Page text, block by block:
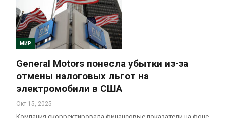
МИР
General Motors понесла убытки из-за
отмены налоговых льгот на
электромобили в США
Окт 15, 2025